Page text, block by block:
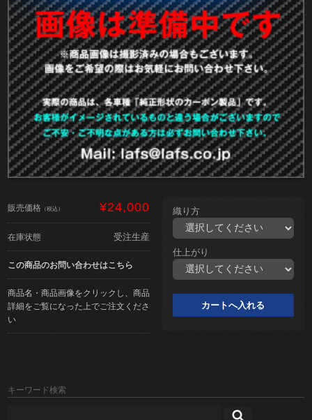
販売価格 （税込） ¥24,000
在庫状態 受注生産
この商品のお問い合わせはこちら
商品名・商品画像をクリックし、商品
詳細をご覧になった上でご注文くださ
い
織り方
仕上がり
キーワード検索